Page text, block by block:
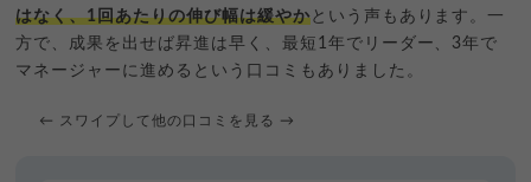
はなく、1回あたりの伸び幅は緩やかという声もあります。一
方で、成果を出せば昇進は早く、最短1年でリーダー、3年で
マネージャーに進めるという口コミもありました。
← スワイプして他の口コミを見る →